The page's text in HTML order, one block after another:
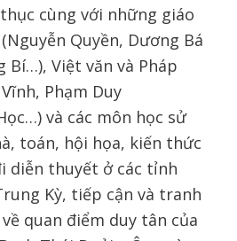
cùng với những giáo
Quyền, Dương Bá
Bí…), Việt văn và Pháp
Phạm Duy
và các môn học sử
toán, hội họa, kiến thức
diễn thuyết ở các tỉnh
Kỳ, tiếp cận và tranh
quan điểm duy tân của